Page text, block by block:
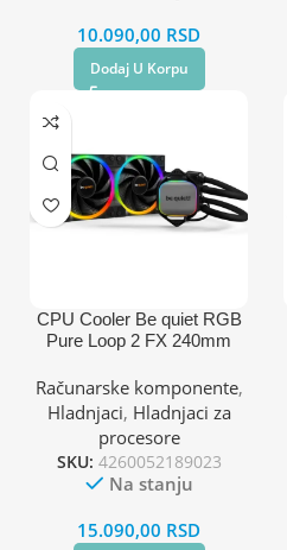
10.090,00 RSD
Dodaj U Korpu
CPU Cooler Be quiet RGB
Pure Loop 2 FX 240mm
(AM4,AM5,1700,1200,2066,
1150,1151,1155,2011)
Računarske komponente,
Hladnjaci, Hladnjaci za
procesore
SKU: 4260052189023
Na stanju
15.090,00 RSD